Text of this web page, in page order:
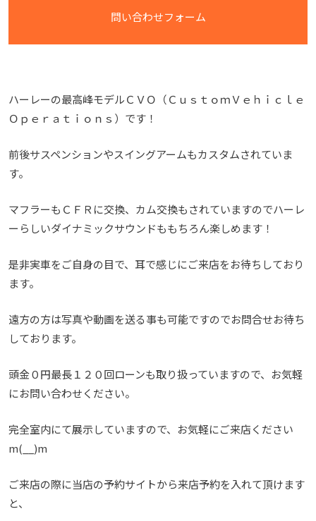
問い合わせフォーム
ハーレーの最高峰モデルＣＶＯ（ＣｕｓｔｏｍＶｅｈｉｃｌｅ
Ｏｐｅｒａｔｉｏｎｓ）です！
前後サスペンションやスイングアームもカスタムされていま
す。
マフラーもＣＦＲに交換、カム交換もされていますのでハーレ
ーらしいダイナミックサウンドももちろん楽しめます！
是非実車をご自身の目で、耳で感じにご来店をお待ちしており
ます。
遠方の方は写真や動画を送る事も可能ですのでお問合せお待ち
しております。
頭金０円最長１２０回ローンも取り扱っていますので、お気軽
にお問い合わせください。
完全室内にて展示していますので、お気軽にご来店ください
m(__)m
ご来店の際に当店の予約サイトから来店予約を入れて頂けます
と、